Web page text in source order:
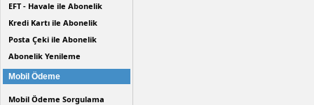
EFT - Havale ile Abonelik
Kredi Kartı ile Abonelik
Posta Çeki ile Abonelik
Abonelik Yenileme
Mobil Ödeme
Mobil Ödeme Sorgulama